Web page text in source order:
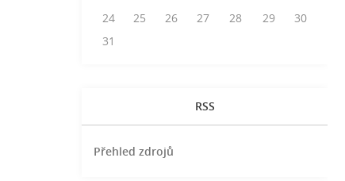
24
25 26 27 28 29
30
31
RSS
Přehled zdrojů